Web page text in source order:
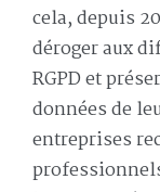
cela, depuis
déroger aux
RGPD et
données de
entreprises